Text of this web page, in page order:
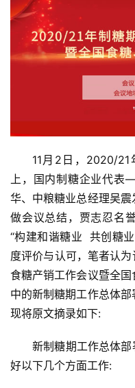
11月2日，2020/
上，国内制糖企业代表
华、中粮糖业总经理吴
做会议总结，贾志忍名
“构建和谐糖业  共创糖
度评价与认可，笔者认
食糖产销工作会议暨全国
中的新制糖期工作总体部
现将原文摘录如下:
新制糖期工作总体
好以下几个方面工作: